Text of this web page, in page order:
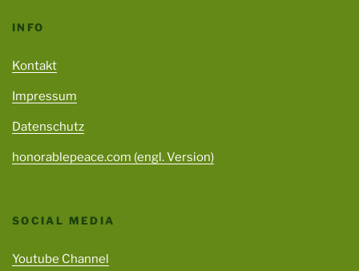
INFO
Kontakt
Impressum
Datenschutz
honorablepeace.com (engl. Version)
SOCIAL MEDIA
Youtube Channel